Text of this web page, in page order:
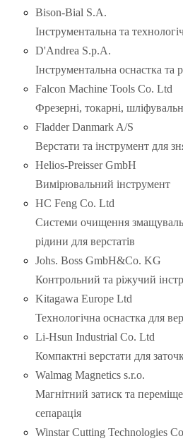
Bison-Bial S.A.
Інструментальна та
D'Andrea S.p.A.
Інструментальна оснастка та
Falcon Machine Tools Co. Ltd
Фрезерні, токарні,
Fladder Danmark A/S
Верстати та інструмент для
Helios-Preisser GmbH
Вимірювальний інструмент
HC Feng Co. Ltd
Системи очищення
рідини для верстатів
Johs. Boss GmbH&Co. KG
Контрольний та ріжучий
Kitagawa Europe Ltd
Технологічна оснастка для
Li-Hsun Industrial Co. Ltd
Компактні верстати для
Walmag Magnetics s.r.o.
Магнітний затиск та
сепарація
Winstar Cutting Technologies